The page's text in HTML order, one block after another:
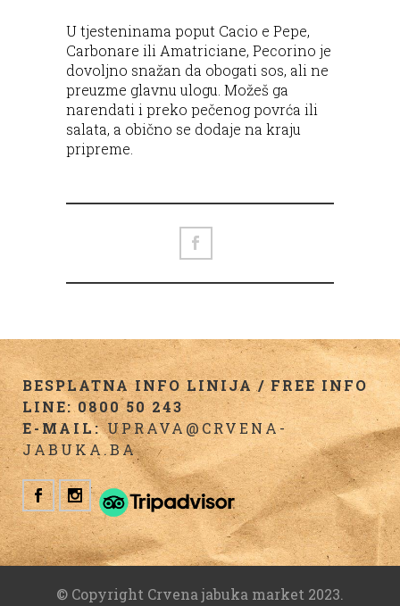
U tjesteninama poput Cacio e Pepe,
Carbonare ili Amatriciane, Pecorino je
dovoljno snažan da obogati sos, ali ne
preuzme glavnu ulogu. Možeš ga
narendati i preko pečenog povrća ili
salata, a obično se dodaje na kraju
pripreme.
BESPLATNA INFO LINIJA / FREE INFO
LINE: 0800 50 243
E-MAIL:UPRAVA@CRVENA-
JABUKA.BA
© Copyright Crvena jabuka market 2023.